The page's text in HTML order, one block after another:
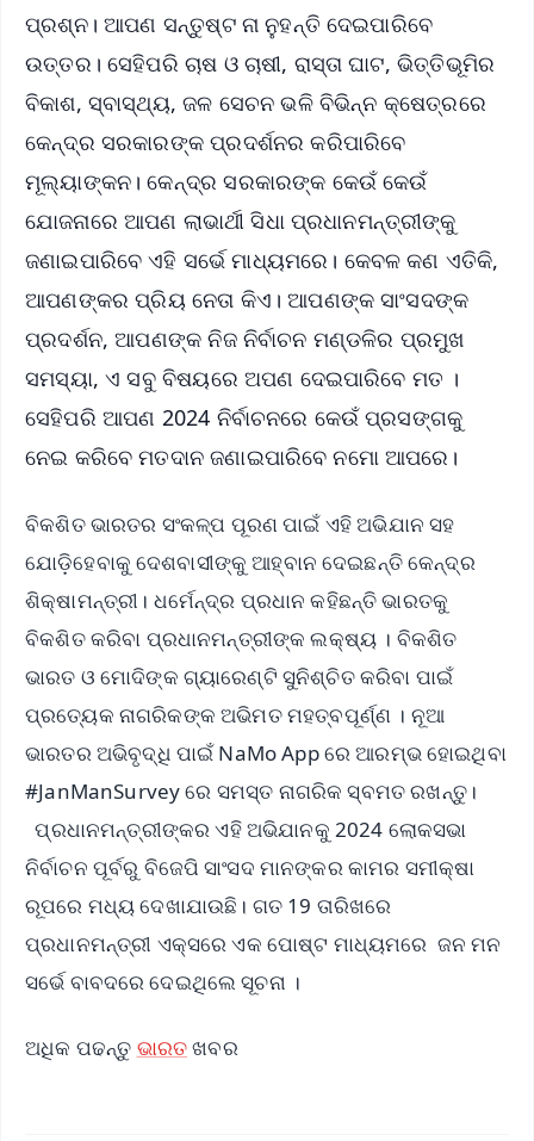
ପ୍ରଶ୍ନ। ଆପଣ ସନ୍ତୁଷ୍ଟ ନା ନୁହନ୍ତି ଦେଇପାରିବେ
ଉତ୍ତର। ସେହିପରି ଚାଷ ଓ ଚାଷୀ, ରାସ୍ତା ଘାଟ, ଭିତ୍ତିଭୂମିର
ବିକାଶ, ସ୍ବାସ୍ଥ୍ୟ, ଜଳ ସେଚନ ଭଳି ବିଭିନ୍ନ କ୍ଷେତ୍ରରେ
କେନ୍ଦ୍ର ସରକାରଙ୍କ ପ୍ରଦର୍ଶନର କରିପାରିବେ
ମୂଲ୍ୟାଙ୍କନ। କେନ୍ଦ୍ର ସରକାରଙ୍କ କେଉଁ କେଉଁ
ଯୋଜନାରେ ଆପଣ ଲାଭାର୍ଥୀ ସିଧା ପ୍ରଧାନମନ୍ତ୍ରୀଙ୍କୁ
ଜଣାଇପାରିବେ ଏହି ସର୍ଭେ ମାଧ୍ୟମରେ। କେବଳ କଣ ଏତିକି,
ଆପଣଙ୍କର ପ୍ରିୟ ନେତା କିଏ। ଆପଣଙ୍କ ସାଂସଦଙ୍କ
ପ୍ରଦର୍ଶନ, ଆପଣଙ୍କ ନିଜ ନିର୍ବାଚନ ମଣ୍ଡଳିର ପ୍ରମୁଖ
ସମସ୍ୟା, ଏ ସବୁ ବିଷୟରେ ଅପଣ ଦେଇପାରିବେ ମତ ।
ସେହିପରି ଆପଣ 2024 ନିର୍ବାଚନରେ କେଉଁ ପ୍ରସଙ୍ଗକୁ
ନେଇ କରିବେ ମତଦାନ ଜଣାଇପାରିବେ ନମୋ ଆପରେ।
ବିକଶିତ ଭାରତର ସଂକଳ୍ପ ପୂରଣ ପାଇଁ ଏହି ଅଭିଯାନ ସହ
ଯୋଡ଼ିହେବାକୁ ଦେଶବାସୀଙ୍କୁ ଆହ୍ବାନ ଦେଇଛନ୍ତି କେନ୍ଦ୍ର
ଶିକ୍ଷାମନ୍ତ୍ରୀ। ଧର୍ମେନ୍ଦ୍ର ପ୍ରଧାନ କହିଛନ୍ତି ଭାରତକୁ
ବିକଶିତ କରିବା ପ୍ରଧାନମନ୍ତ୍ରୀଙ୍କ ଲକ୍ଷ୍ୟ । ବିକଶିତ
ଭାରତ ଓ ମୋଦିଙ୍କ ଗ୍ୟାରେଣ୍ଟି ସୁନିଶ୍ଚିତ କରିବା ପାଇଁ
ପ୍ରତ୍ୟେକ ନାଗରିକଙ୍କ ଅଭିମତ ମହତ୍ବପୂର୍ଣ୍ଣ । ନୂଆ
ଭାରତର ଅଭିବୃଦ୍ଧି ପାଇଁ NaMo App ରେ ଆରମ୍ଭ ହୋଇଥିବା
#JanManSurvey ରେ ସମସ୍ତ ନାଗରିକ ସ୍ବମତ ରଖନ୍ତୁ।
ପ୍ରଧାନମନ୍ତ୍ରୀଙ୍କର ଏହି ଅଭିଯାନକୁ 2024 ଲୋକସଭା
ନିର୍ବାଚନ ପୂର୍ବରୁ ବିଜେପି ସାଂସଦ ମାନଙ୍କର କାମର ସମୀକ୍ଷା
ରୂପରେ ମଧ୍ୟ ଦେଖାଯାଉଛି। ଗତ 19 ତାରିଖରେ
ପ୍ରଧାନମନ୍ତ୍ରୀ ଏକ୍ସରେ ଏକ ପୋଷ୍ଟ ମାଧ୍ୟମରେ ଜନ ମନ
ସର୍ଭେ ବାବଦରେ ଦେଇଥିଲେ ସୂଚନା ।
ଅଧିକ ପଢନ୍ତୁ ଭାରତଖବର